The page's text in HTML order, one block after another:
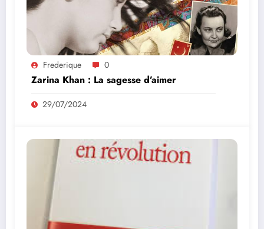
Frederique 0
Zarina Khan : La sagesse d’aimer
29/07/2024